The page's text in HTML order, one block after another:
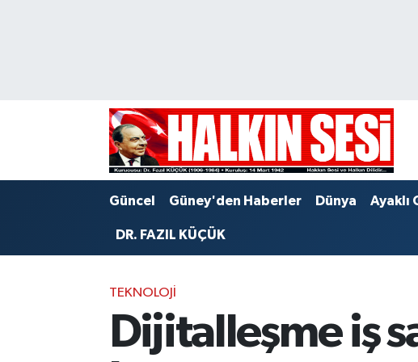
Güncel Güney'den Haberler Dünya Ayaklı
DR. FAZIL KÜÇÜK
TEKNOLOJI
Dijitalleşme iş
Trafik Durumu
Puan Durumu ve Fikstür